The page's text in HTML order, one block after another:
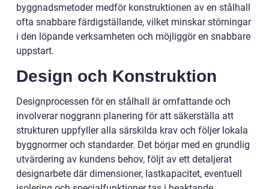
byggnadsmetoder medför konstruktionen av en stålhall
ofta snabbare färdigställande, vilket minskar störningar
i den löpande verksamheten och möjliggör en snabbare
uppstart.
Design och Konstruktion
Designprocessen för en stålhall är omfattande och
involverar noggrann planering för att säkerställa att
strukturen uppfyller alla särskilda krav och följer lokala
byggnormer och standarder. Det börjar med en grundlig
utvärdering av kundens behov, följt av ett detaljerat
designarbete där dimensioner, lastkapacitet, eventuell